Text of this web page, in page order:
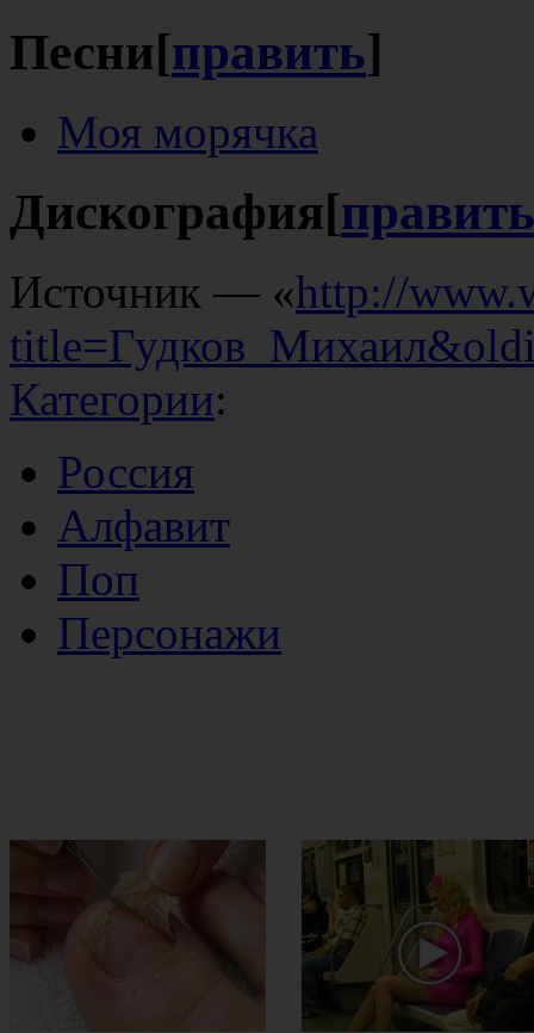
Песни[править]
Моя морячка
Дискография[править
Источник — «http://
Категории:
Россия
Алфавит
Поп
Персонажи